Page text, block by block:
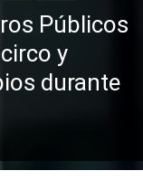
Públicos
y
durante